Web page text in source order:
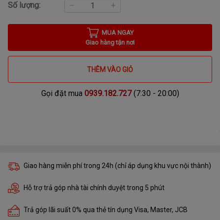
Số lượng:
MUA NGAY
Giao hàng tận nơi
THÊM VÀO GIỎ
Gọi đặt mua 0939.182.727(7:30 - 20:00)
Giao hàng miễn phí trong 24h (chỉ áp dụng khu vực nội thành)
Hỗ trợ trả góp nhà tài chính duyệt trong 5 phút
Trả góp lãi suất 0% qua thẻ tín dụng Visa, Master, JCB